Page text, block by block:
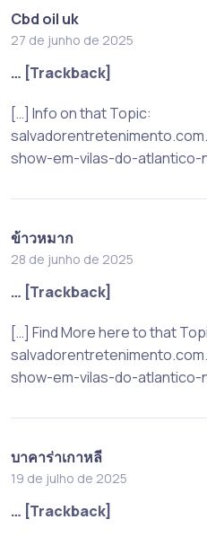
Cbd oil uk
27 de junho de 2025
… [Trackback]
[…] Info on that Topic:
show-em-vilas-do-atlantico-
ข้าวหมาก
28 de junho de 2025
… [Trackback]
[…] Find More here to that
show-em-vilas-do-atlantico-
บาคาร่าเกาหลี
19 de julho de 2025
… [Trackback]